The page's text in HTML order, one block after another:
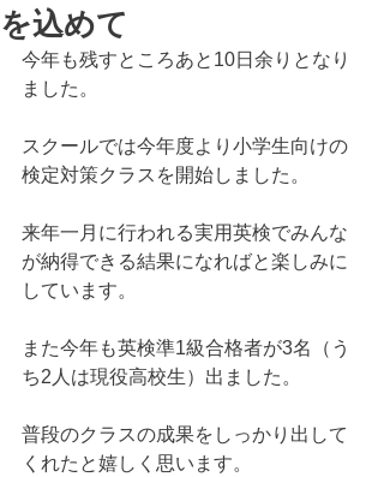
を込めて
今年も残すところあと10日余りとなり
ました。
スクールでは今年度より小学生向けの
検定対策クラスを開始しました。
来年一月に行われる実用英検でみんな
が納得できる結果になればと楽しみに
しています。
また今年も英検準1級合格者が3名（う
ち2人は現役高校生）出ました。
普段のクラスの成果をしっかり出して
くれたと嬉しく思います。